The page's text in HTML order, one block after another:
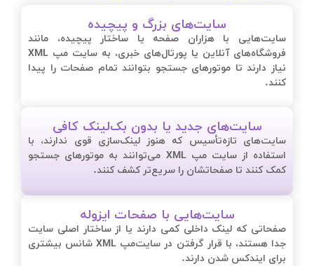
سایت‌های بزرگ و پیچیده
سایت‌هایی با هزاران صفحه یا ساختار پیچیده، مانند
فروشگاه‌های آنلاین یا پورتال‌های خبری، به سایت مپ XML
نیاز دارند تا موتورهای جستجو بتوانند تمام صفحات را پیدا
کنند.
سایت‌های جدید یا بدون بک‌لینک کافی
سایت‌های تازه‌تأسیس که هنوز لینک‌سازی قوی ندارند، با
استفاده از سایت مپ XML می‌توانند به موتورهای جستجو
کمک کنند تا صفحاتشان را سریع‌تر کشف کنند.
سایت‌هایی با صفحات ایزوله
صفحاتی که لینک داخلی کمی دارند یا از ساختار اصلی سایت
جدا هستند، با قرار گرفتن در سایت‌مپ XML شانس بیشتری
برای ایندکس شدن دارند.